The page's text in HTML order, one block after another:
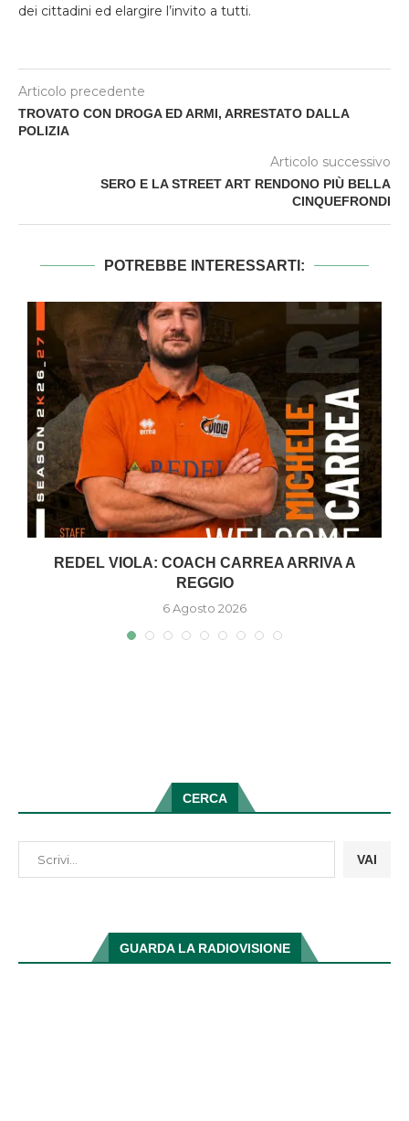
dei cittadini ed elargire l’invito a tutti.
Articolo precedente
TROVATO CON DROGA ED ARMI, ARRESTATO DALLA
POLIZIA
Articolo successivo
SERO E LA STREET ART RENDONO PIÙ BELLA
CINQUEFRONDI
POTREBBE INTERESSARTI:
REDEL VIOLA: COACH CARREA ARRIVA A
REGGIO
6 Agosto 2026
CERCA
VAI
GUARDA LA RADIOVISIONE